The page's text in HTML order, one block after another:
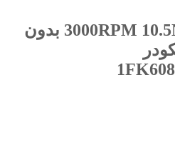
سرووموتور 3000RPM 10.5NM بدون